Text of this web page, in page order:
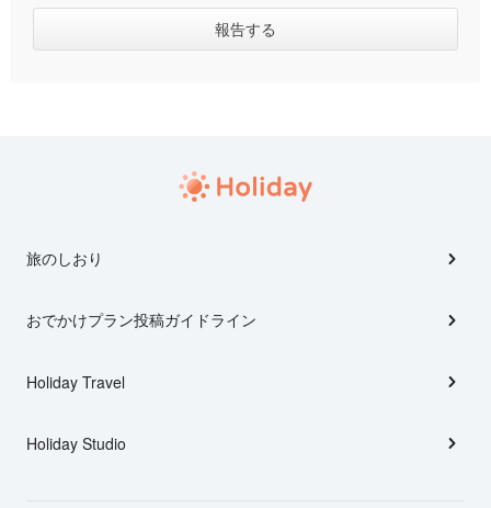
旅のしおり
おでかけプラン投稿ガイドライン
Holiday Travel
Holiday Studio